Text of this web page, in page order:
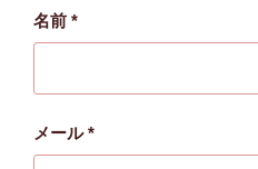
名前 *
メール*